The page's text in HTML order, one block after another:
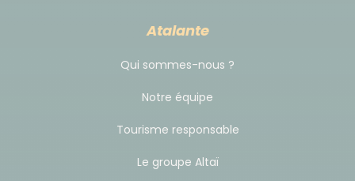
de votre plan de vol. Cela vous permet également
d'arriver un peu plus tôt ou de prolonger votre séjour
capitale particulièrement attachante.
! Nous disposons souvent de tarifs préférentiels et si
Atalante
Qui sommes-nous ?
Notre équipe
Tourisme responsable
Le groupe Altaï